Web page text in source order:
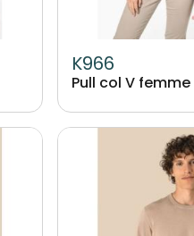
K966
Pull col V femme
Image